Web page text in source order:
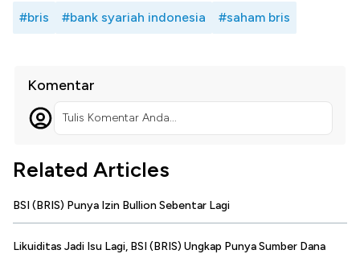
#bris #bank syariah indonesia #saham bris
Komentar
Tulis Komentar Anda...
Related Articles
BSI (BRIS) Punya Izin Bullion Sebentar Lagi
Likuiditas Jadi Isu Lagi, BSI (BRIS) Ungkap Punya Sumber Dana